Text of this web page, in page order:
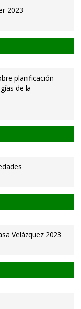
2023
planificación
de la
Velázquez 2023